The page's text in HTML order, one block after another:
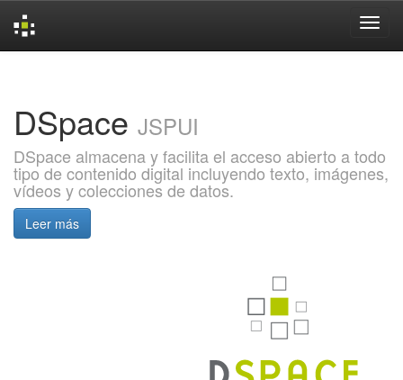
DSpace JSPUI
DSpace almacena y facilita el acceso abierto a todo
tipo de contenido digital incluyendo texto, imágenes,
vídeos y colecciones de datos.
Leer más